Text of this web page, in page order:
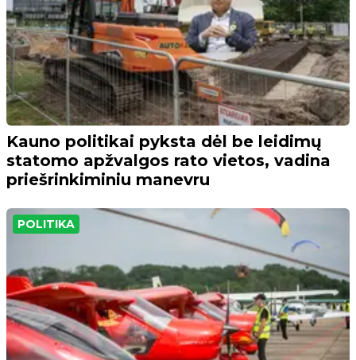
Kauno politikai pyksta dėl be leidimų
statomo apžvalgos rato vietos, vadina
priešrinkiminiu manevru
POLITIKA